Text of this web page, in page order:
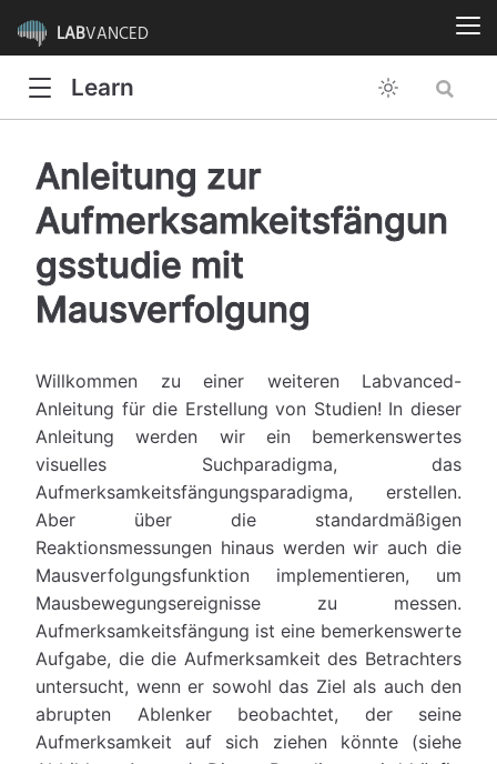
LABVANCED
Learn
Anleitung zur
Aufmerksamkeitsfängun
gsstudie mit
Mausverfolgung
Willkommen zu einer weiteren Labvanced-
Anleitung für die Erstellung von Studien! In dieser
Anleitung werden wir ein bemerkenswertes
visuelles Suchparadigma, das
Aufmerksamkeitsfängungsparadigma, erstellen.
Aber über die standardmäßigen
Reaktionsmessungen hinaus werden wir auch die
Mausverfolgungsfunktion implementieren, um
Mausbewegungsereignisse zu messen.
Aufmerksamkeitsfängung ist eine bemerkenswerte
Aufgabe, die die Aufmerksamkeit des Betrachters
untersucht, wenn er sowohl das Ziel als auch den
abrupten Ablenker beobachtet, der seine
Aufmerksamkeit auf sich ziehen könnte (siehe